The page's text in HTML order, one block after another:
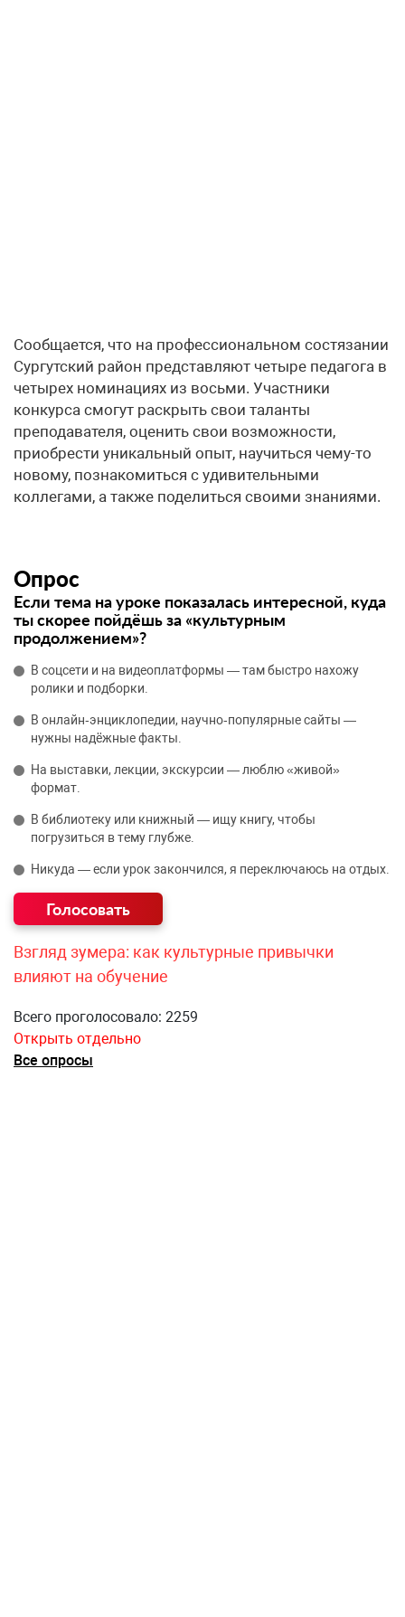
Сообщается, что на профессиональном состязании
Сургутский район представляют четыре педагога в
четырех номинациях из восьми. Участники
конкурса смогут раскрыть свои таланты
преподавателя, оценить свои возможности,
приобрести уникальный опыт, научиться чему-то
новому, познакомиться с удивительными
коллегами, а также поделиться своими знаниями.
Опрос
Если тема на уроке показалась интересной, куда
ты скорее пойдёшь за «культурным
продолжением»?
В соцсети и на видеоплатформы — там быстро нахожу
ролики и подборки.
В онлайн‑энциклопедии, научно‑популярные сайты —
нужны надёжные факты.
На выставки, лекции, экскурсии — люблю «живой»
формат.
В библиотеку или книжный — ищу книгу, чтобы
погрузиться в тему глубже.
Никуда — если урок закончился, я переключаюсь на отдых.
Взгляд зумера: как культурные привычки
влияют на обучение
Всего проголосовало: 2259
Открыть отдельно
Все опросы